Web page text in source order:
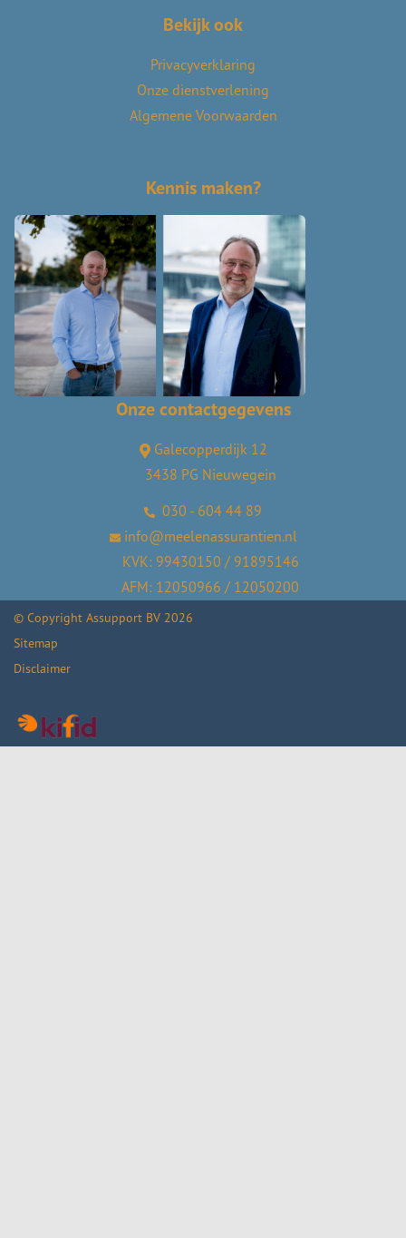
Bekijk ook
Privacyverklaring
Onze dienstverlening
Algemene Voorwaarden
Kennis maken?
Onze contactgegevens
Galecopperdijk 12
3438 PG Nieuwegein
030 - 604 44 89
info@meelenassurantien.nl
KVK: 99430150 / 91895146
AFM: 12050966 / 12050200
© Copyright Assupport BV 2026
Sitemap
Disclaimer